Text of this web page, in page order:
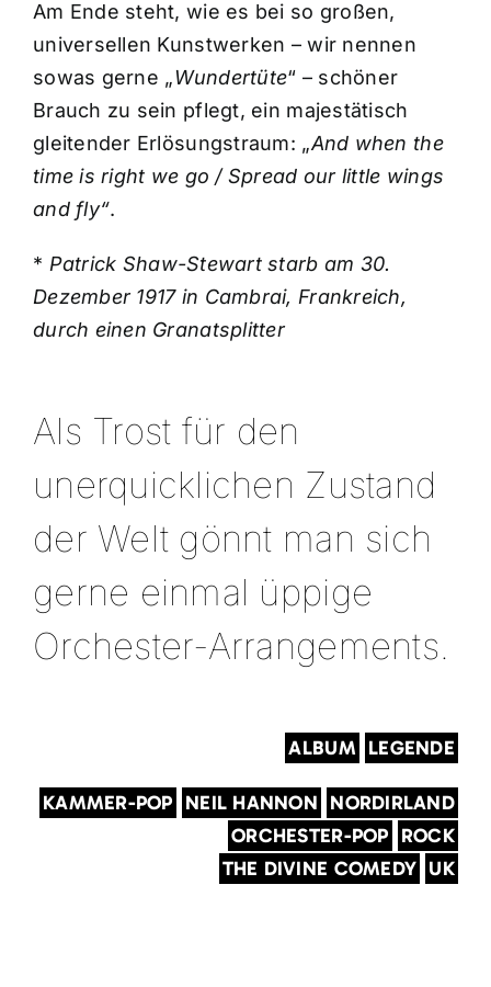
Am Ende steht, wie es bei so großen,
universellen Kunstwerken – wir nennen
sowas gerne „Wundertüte“ – schöner
Brauch zu sein pflegt, ein majestätisch
gleitender Erlösungstraum: „And when the
time is right we go / Spread our little wings
and fly“.
* Patrick Shaw-Stewart starb am 30.
Dezember 1917 in Cambrai, Frankreich,
durch einen Granatsplitter
Als Trost für den
unerquicklichen Zustand
der Welt gönnt man sich
gerne einmal üppige
Orchester-Arrangements.
ALBUM LEGENDE
KAMMER-POP NEIL HANNON NORDIRLAND
ORCHESTER-POP ROCK
THE DIVINE COMEDY UK